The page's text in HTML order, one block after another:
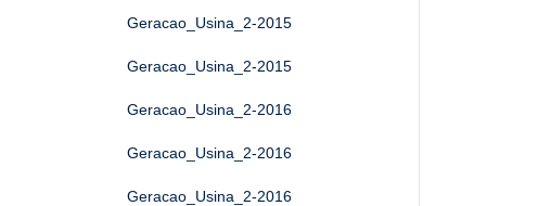
Geracao_Usina_2-2015
Geracao_Usina_2-2015
Geracao_Usina_2-2016
Geracao_Usina_2-2016
Geracao_Usina_2-2016